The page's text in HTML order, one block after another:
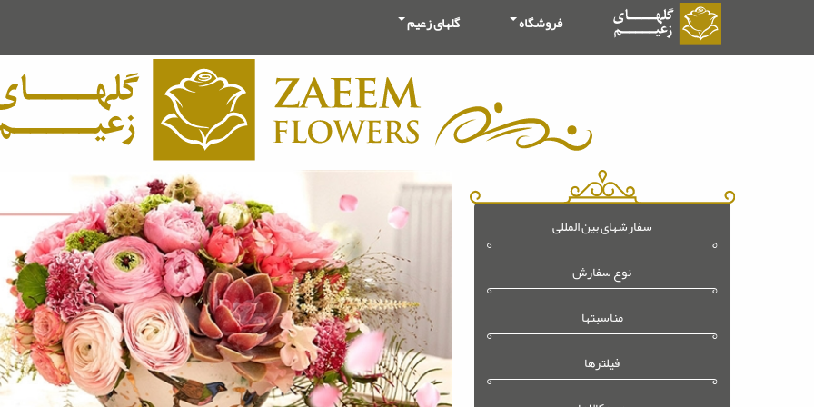
فروشگاه گلهای زعیم
سفارشهای بین المللی
نوع سفارش
مناسبتها
فیلترها